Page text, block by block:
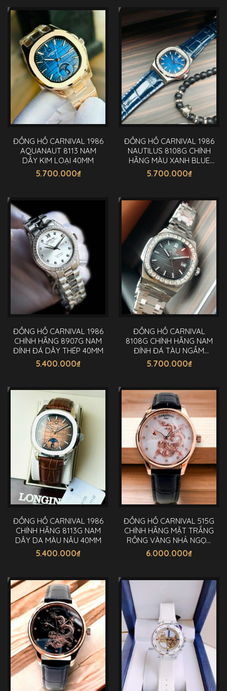
ĐỒNG HỒ CARNIVAL 1986
AQUANAUT 8113 NAM
DÂY KIM LOẠI 40MM
5.700.000₫
ĐỒNG HỒ CARNIVAL 1986
NAUTILUS 8108G CHÍNH
HÃNG MÀU XANH BLUE
40MM
5.700.000₫
ĐỒNG HỒ CARNIVAL 1986
CHÍNH HÃNG 8907G NAM
ĐÍNH ĐÁ DÂY THÉP 40MM
5.400.000₫
ĐỒNG HỒ CARNIVAL
8108G CHÍNH HÃNG NAM
ĐÍNH ĐÁ TÀU NGẦM
40MM
5.700.000₫
ĐỒNG HỒ CARNIVAL 1986
CHÍNH HÃNG 8113G NAM
DÂY DA MÀU NÂU 40MM
5.400.000₫
ĐỒNG HỒ CARNIVAL 515G
CHÍNH HÃNG MẶT TRẮNG
RỒNG VÀNG NHẢ NGỌC
40MM
6.000.000₫